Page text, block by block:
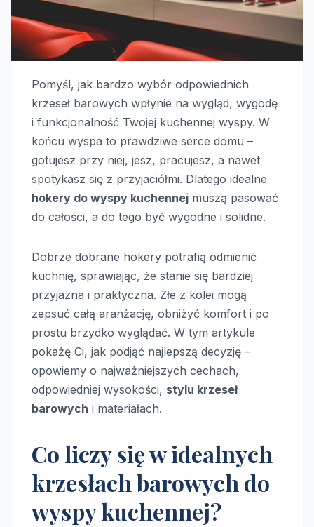
Pomyśl, jak bardzo wybór odpowiednich
krzeseł barowych wpłynie na wygląd, wygodę
i funkcjonalność Twojej kuchennej wyspy. W
końcu wyspa to prawdziwe serce domu –
gotujesz przy niej, jesz, pracujesz, a nawet
spotykasz się z przyjaciółmi. Dlatego idealne
hokery do wyspy kuchennej muszą pasować
do całości, a do tego być wygodne i solidne.
Dobrze dobrane hokery potrafią odmienić
kuchnię, sprawiając, że stanie się bardziej
przyjazna i praktyczna. Złe z kolei mogą
zepsuć całą aranżację, obniżyć komfort i po
prostu brzydko wyglądać. W tym artykule
pokażę Ci, jak podjąć najlepszą decyzję –
opowiemy o najważniejszych cechach,
odpowiedniej wysokości, stylu krzeseł
barowych i materiałach.
Co liczy się w idealnych
krzesłach barowych do
wyspy kuchennej?